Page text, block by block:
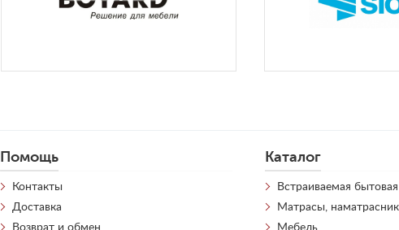
Помощь
Контакты
Доставка
Возврат и обмен
Каталог
Встраиваемая
Матрасы,
Мебель